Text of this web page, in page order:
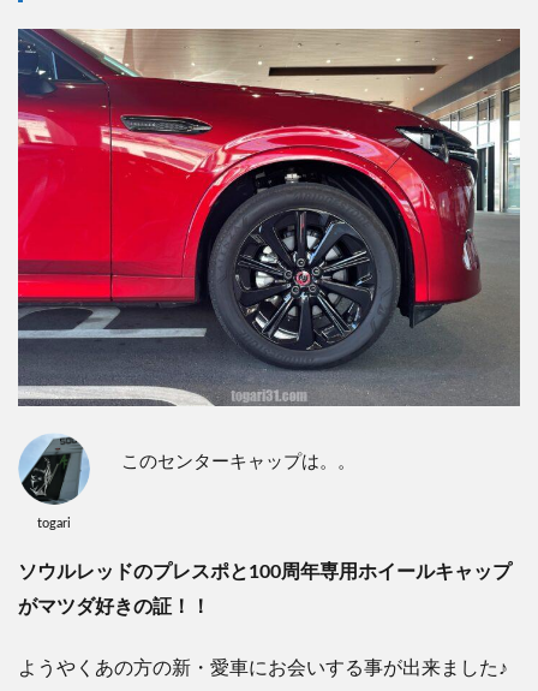
togari
このセンターキャップは。。
ソウルレッドのプレスポと100周年専用ホイールキャップ
がマツダ好きの証！！
ようやくあの方の新・愛車にお会いする事が出来ました♪